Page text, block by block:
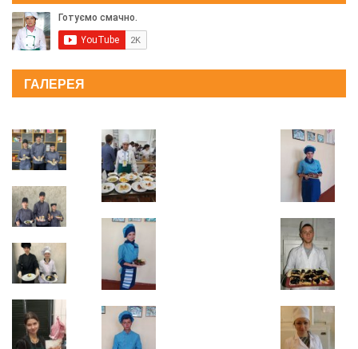
ГАЛЕРЕЯ